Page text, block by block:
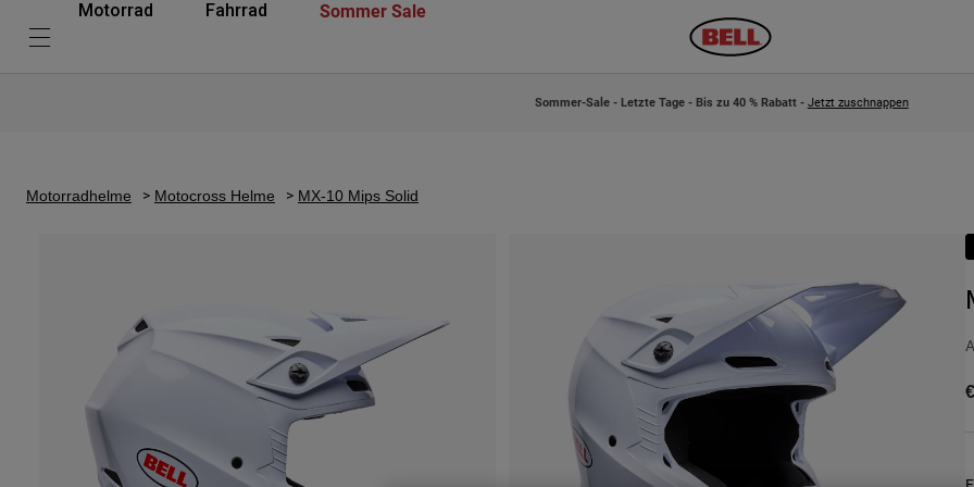
Motorrad Fahrrad Sommer Sale
Sommer-Sale - Letzte Tage - Bis zu 40 % Rabatt - Jetzt zuschnappen
Motorradhelme Motocross Helme MX-10 Mips Solid